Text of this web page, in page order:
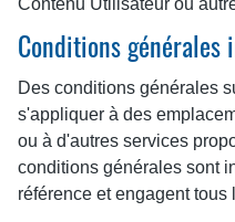
Contenu Utilisateur ou
Conditions générales
Des conditions générales
s'appliquer à des
ou à d'autres services
conditions générales sont
référence et engagent tous